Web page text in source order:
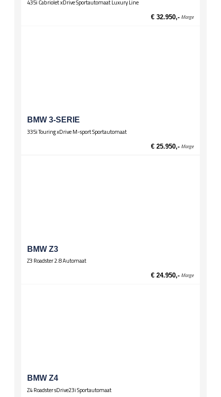
Zittingen
435i Cabriolet xDrive Sportautomaat Luxury Line
€ 32.950,- Marge
BMW 3-SERIE
335i Touring xDrive M-sport Sportautomaat
€ 25.950,- Marge
BMW Z3
Z3 Roadster 2.8 Automaat
€ 24.950,- Marge
BMW Z4
Z4 Roadster sDrive23i Sportautomaat